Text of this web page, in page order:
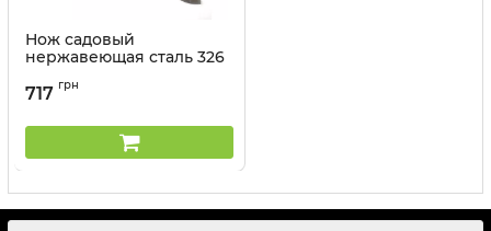
Нож садовый
нержавеющая сталь 326
Артикул:
717 грн